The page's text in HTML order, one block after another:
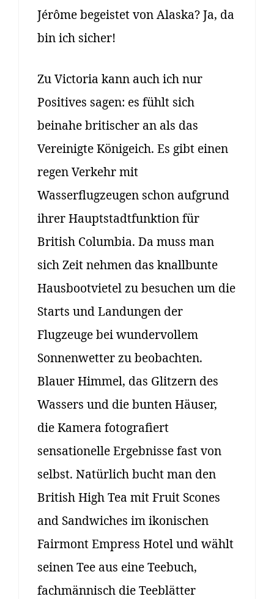
Jérôme begeistet von Alaska? Ja, da
bin ich sicher!
Zu Victoria kann auch ich nur
Positives sagen: es fühlt sich
beinahe britischer an als das
Vereinigte Königeich. Es gibt einen
regen Verkehr mit
Wasserflugzeugen schon aufgrund
ihrer Hauptstadtfunktion für
British Columbia. Da muss man
sich Zeit nehmen das knallbunte
Hausbootvietel zu besuchen um die
Starts und Landungen der
Flugzeuge bei wundervollem
Sonnenwetter zu beobachten.
Blauer Himmel, das Glitzern des
Wassers und die bunten Häuser,
die Kamera fotografiert
sensationelle Ergebnisse fast von
selbst. Natürlich bucht man den
British High Tea mit Fruit Scones
and Sandwiches im ikonischen
Fairmont Empress Hotel und wählt
seinen Tee aus eine Teebuch,
fachmännisch die Teeblätter